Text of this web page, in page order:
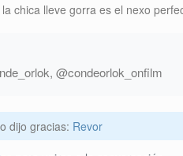
chica lleve gorra es el nexo
@condeorlok_onfilm
dijo gracias: Revor